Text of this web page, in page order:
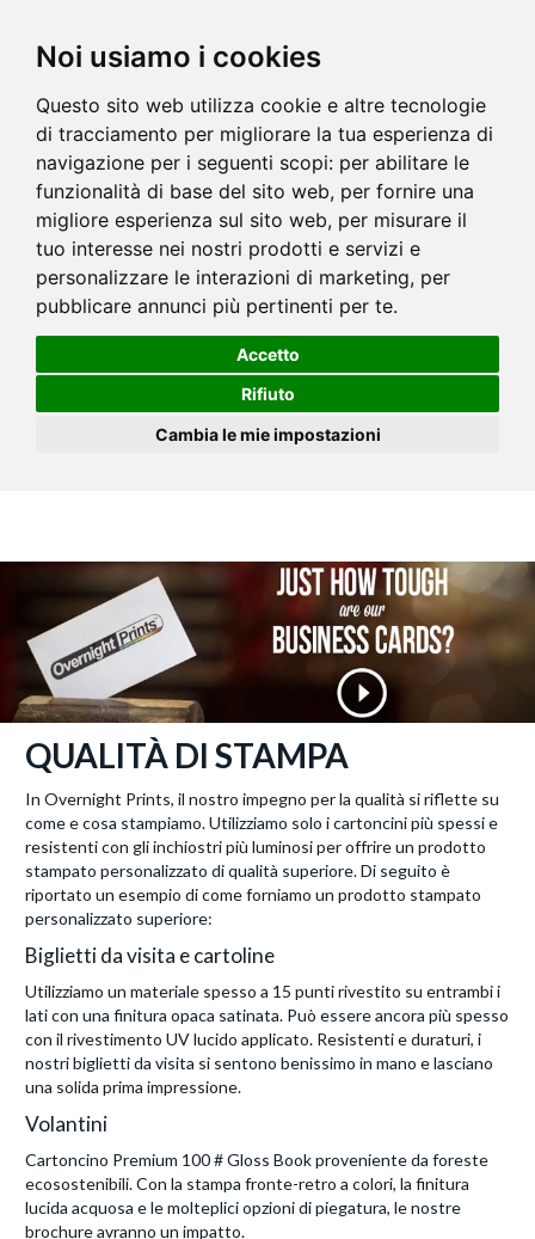
Noi usiamo i cookies
Questo sito web utilizza cookie e altre tecnologie
di tracciamento per migliorare la tua esperienza di
navigazione per i seguenti scopi: per abilitare le
funzionalità di base del sito web, per fornire una
migliore esperienza sul sito web, per misurare il
tuo interesse nei nostri prodotti e servizi e
personalizzare le interazioni di marketing, per
pubblicare annunci più pertinenti per te.
Accetto
Rifiuto
Cambia le mie impostazioni
QUALITÀ DI STAMPA
In Overnight Prints, il nostro impegno per la qualità si riflette su
come e cosa stampiamo. Utilizziamo solo i cartoncini più spessi e
resistenti con gli inchiostri più luminosi per offrire un prodotto
stampato personalizzato di qualità superiore. Di seguito è
riportato un esempio di come forniamo un prodotto stampato
personalizzato superiore:
Biglietti da visita e cartoline
Utilizziamo un materiale spesso a 15 punti rivestito su entrambi i
lati con una finitura opaca satinata. Può essere ancora più spesso
con il rivestimento UV lucido applicato. Resistenti e duraturi, i
nostri biglietti da visita si sentono benissimo in mano e lasciano
una solida prima impressione.
Volantini
Cartoncino Premium 100 # Gloss Book proveniente da foreste
ecosostenibili. Con la stampa fronte-retro a colori, la finitura
lucida acquosa e le molteplici opzioni di piegatura, le nostre
brochure avranno un impatto.